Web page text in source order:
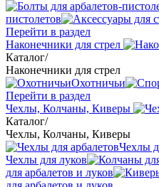
пистолетов
Перейти в раздел
Наконечники для стрел
Каталог/
Наконечники для стрел
Охотничьи
Перейти в раздел
Чехлы, Колчаны, Киверы
Каталог/
Чехлы, Колчаны, Киверы
Чехлы
Чехлы для луков
для арбалетов и луков